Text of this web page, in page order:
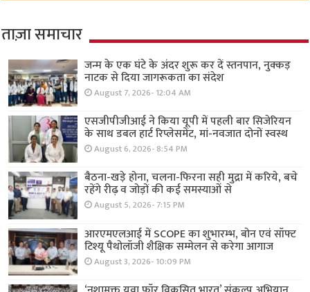
ताज़ा समाचार
जन्म के एक घंटे के अंदर शुरू कर दें स्तनपान, नुक्कड़
नाटक से दिया जागरूकता का संदेश
August 7, 2026- 12:04 AM
एसजीपीजीआई ने किया यूपी में पहली बार सिजेरियन
के साथ डबल हार्ट रिप्लेसमेंट, मां-नवजात दोनों स्वस्थ
August 6, 2026- 8:54 PM
बैठना-खड़े होना, चलना-फिरना सही मुद्रा में करिये, बचे
रहेंगे रीढ़ व जोड़ों की कई समस्याओं से
August 5, 2026- 7:15 PM
आरएमएलआई में SCOPE का शुभारम्भ, बोन एवं सॉफ्ट
टिश्यू पैथोलॉजी शैक्षिक सम्मेलन से करेगा आगाज
August 3, 2026- 10:09 PM